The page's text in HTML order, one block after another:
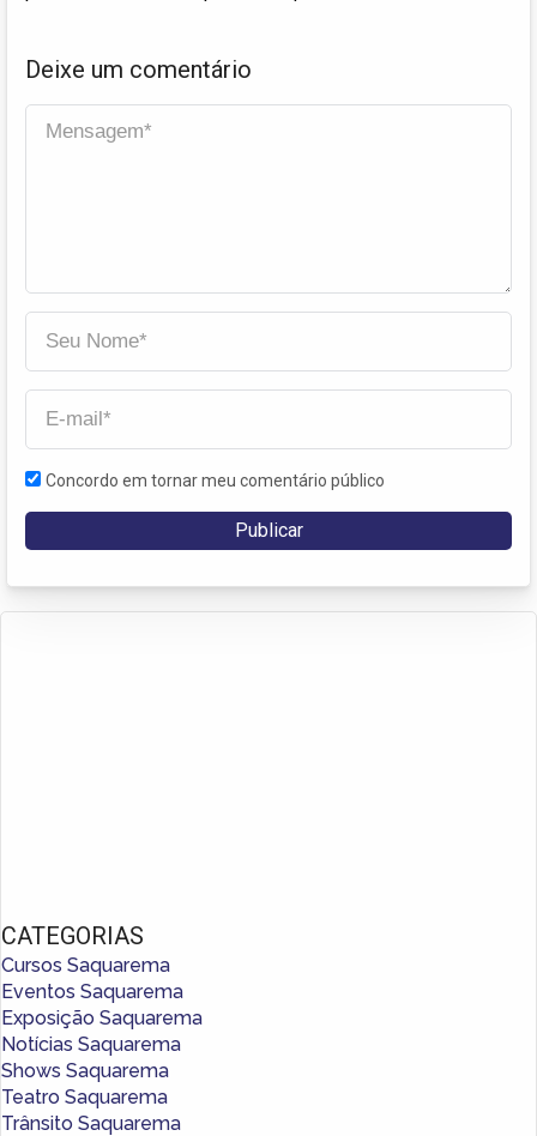
Deixe um comentário
Concordo em tornar meu comentário público
CATEGORIAS
Cursos Saquarema
Eventos Saquarema
Exposição Saquarema
Notícias Saquarema
Shows Saquarema
Teatro Saquarema
Trânsito Saquarema